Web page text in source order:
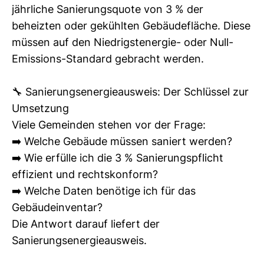
Bad Ischl, energieausweis Ebensee, energieausweis Grünau, energieausweis Gschwandt, energieausweis
Kirchham, energieausweis Laakirchen, energ ieausweis Ohlsdorf, energieausweis Pinsdorf, energieausweis
Roitham, energieausweis Sankt Konrad, energieausweis Traunkirchen, energieausweis Scharnstein,
energieausweis Vorchdorf, energieausweis Attersee, energieausweis Attnang,
Energieberatung, energieberatung oö, energieberatung erlangen, energieberatung für förderung,
energieberatung fenstertausch, energieberatung heizungstausch, energieberatung heizungstausch oö,
energieberatung handwerkerleistung, energieberatung hauskauf, energieberatung in der nähe, energieberater,
energieberater in der nähe, energieberater oberösterreich, energieberater erlangen, energieberater
energieausweis, Sanierungsberatung, Sanierungs beratung, Förderungen, Förderung, Neumann, Michael
Neumann, Gebäudeoptimierung, energieberatung Gmunden, energieberatung Altmünster, energieberater
Gmunden, energieberater Altmünster, energieausweis Salzkammergut, energieausweis traunsee
jährliche Sanierungsquote von 3 % der
beheizten oder gekühlten Gebäudefläche. Diese
müssen auf den Niedrigstenergie- oder Null-
Emissions-Standard gebracht werden.
🔧 Sanierungsenergieausweis: Der Schlüssel zur
Umsetzung
Viele Gemeinden stehen vor der Frage:
➡️ Welche Gebäude müssen saniert werden?
➡️ Wie erfülle ich die 3 % Sanierungspflicht
effizient und rechtskonform?
➡️ Welche Daten benötige ich für das
Gebäudeinventar?
Die Antwort darauf liefert der
Sanierungsenergieausweis.